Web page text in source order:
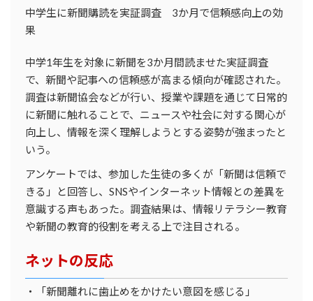
中学生に新聞購読を実証調査 3か月で信頼感向上の効
果
中学1年生を対象に新聞を3か月間読ませた実証調査
で、新聞や記事への信頼感が高まる傾向が確認された。
調査は新聞協会などが行い、授業や課題を通じて日常的
に新聞に触れることで、ニュースや社会に対する関心が
向上し、情報を深く理解しようとする姿勢が強まったと
いう。
アンケートでは、参加した生徒の多くが「新聞は信頼で
きる」と回答し、SNSやインターネット情報との差異を
意識する声もあった。調査結果は、情報リテラシー教育
や新聞の教育的役割を考える上で注目される。
ネットの反応
・「新聞離れに歯止めをかけたい意図を感じる」